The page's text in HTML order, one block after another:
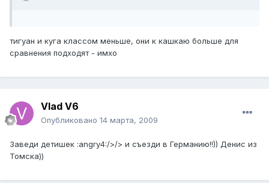
тигуан и куга классом меньше, они к кашкаю больше для
сравнения подходят - имхо
Vlad V6
Опубликовано 14 марта, 2009
Заведи детишек :angry4:/>/> и съезди в Германию!!)) Денис из
Томска))